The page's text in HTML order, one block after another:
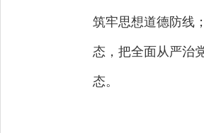
筑牢思想道德防线
态，把全面从严治
态。